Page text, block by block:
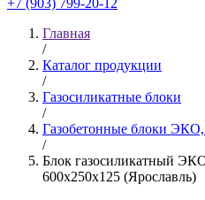
Главная
/
Каталог продукции
/
Газосиликатные блоки
/
Газобетонные блоки
/
Блок газосиликатный
600x250x125 (Ярославль)